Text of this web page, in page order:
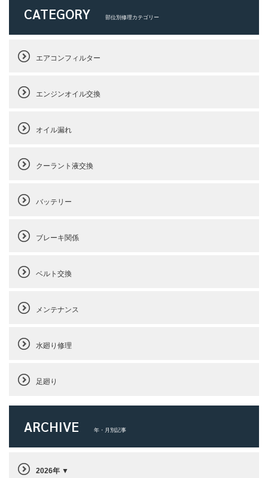
CATEGORY 部位別修理カテゴリー
エアコンフィルター
エンジンオイル交換
オイル漏れ
クーラント液交換
バッテリー
ブレーキ関係
ベルト交換
メンテナンス
水廻り修理
足廻り
ARCHIVE 年・月別記事
2026年